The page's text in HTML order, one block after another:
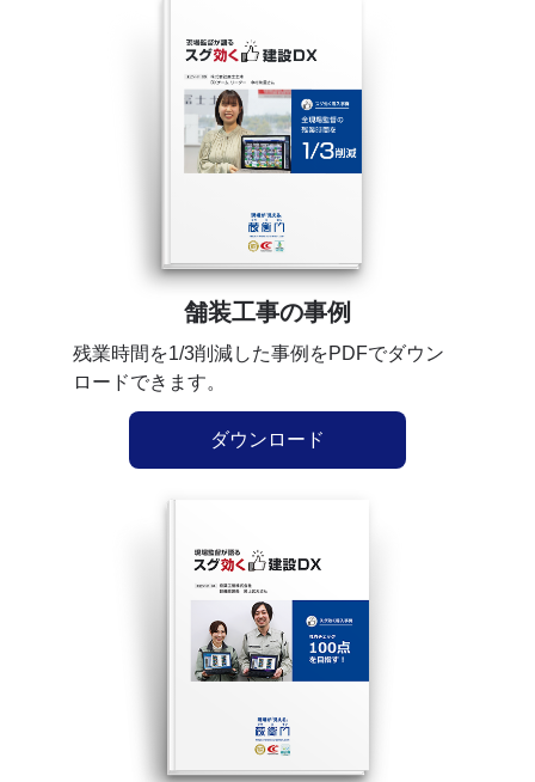
舗装工事の事例
残業時間を1/3削減した事例をPDFでダウン
ロードできます。
ダウンロード